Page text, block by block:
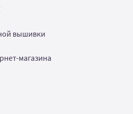
вышивки
магазина